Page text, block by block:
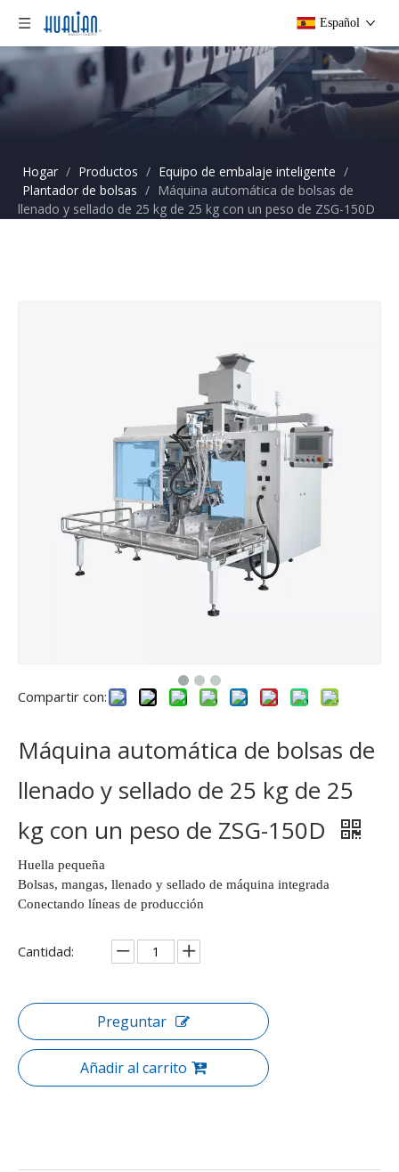
Español
Hogar / Productos / Equipo de embalaje inteligente /
Plantador de bolsas / Máquina automática de bolsas de
llenado y sellado de 25 kg de 25 kg con un peso de ZSG-150D
Compartir con:
Máquina automática de bolsas de
llenado y sellado de 25 kg de 25
kg con un peso de ZSG-150D
Huella pequeña
Bolsas, mangas, llenado y sellado de máquina integrada
Conectando líneas de producción
Cantidad:
Preguntar
Añadir al carrito